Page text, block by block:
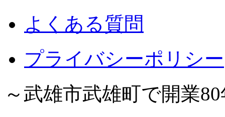
よくある質問
プライバシーポリシー
～武雄市武雄町で開業